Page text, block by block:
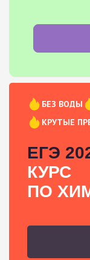
БЕЗ ВОДЫ
КРУТЫЕ
ЕГЭ
КУРС
ПО